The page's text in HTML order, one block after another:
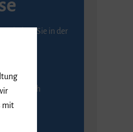
erhalten Sie in der
mit